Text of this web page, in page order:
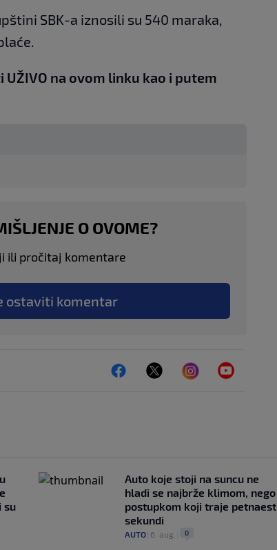
SBK-a iznosili su 540 maraka,
na ovom linku kao i putem
O OVOME?
ili pročitaj komentare
ostaviti komentar
su
Auto koje stoji na suncu ne
hladi se najbrže klimom, nego
postupkom koji traje petnaest
sekundi
AUTO| 6. aug. 0